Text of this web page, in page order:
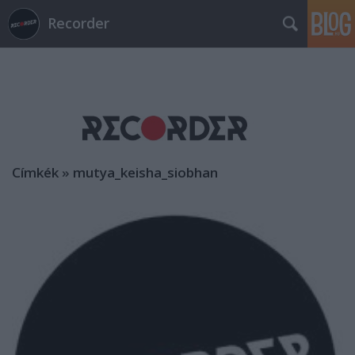
Recorder
Címkék » mutya_keisha_siobhan